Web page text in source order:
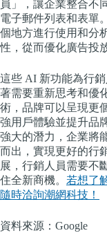
員」，讓企業整合不
電子郵件列表和表單
個地方進行使用和分
性，從而優化廣告投
這些 AI 新功能為行
著需要重新思考和優
術，品牌可以呈現更
強用戶體驗並提升品
強大的潛力，企業將
而出，實現更好的行
展，行銷人員需要不
住全新商機。 若想了
隨時洽詢潮網科技！
資料來源：Google